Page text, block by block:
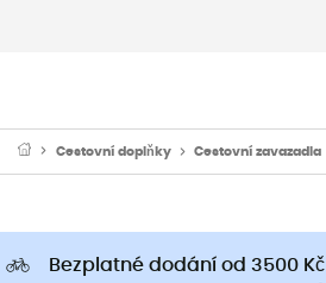
Cestovní doplňky Cestovní zavazadla
Bezplatné dodání od 3500 Kč